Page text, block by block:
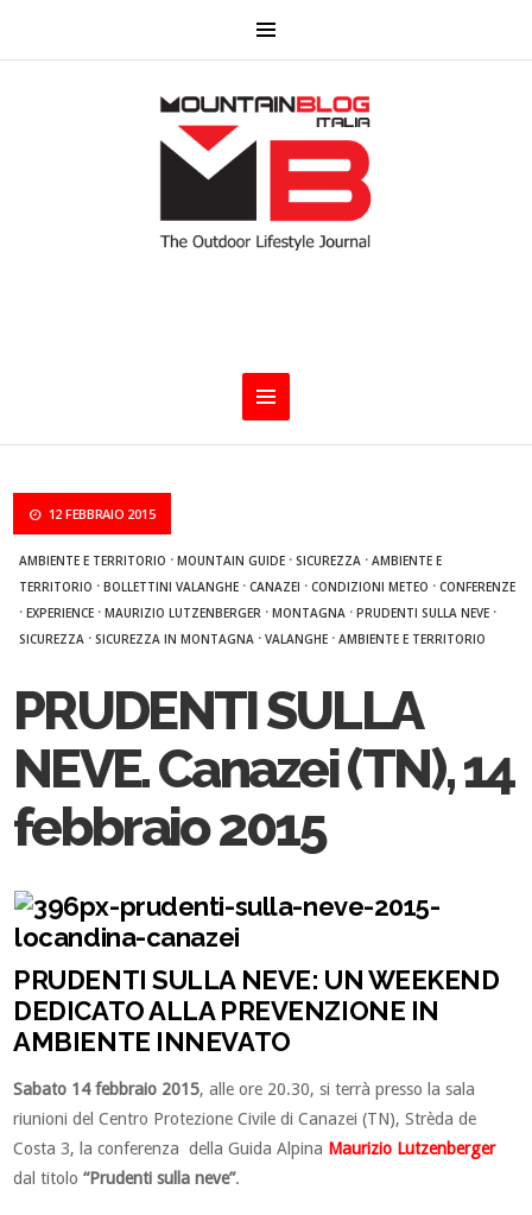
12 FEBBRAIO 2015
AMBIENTE E TERRITORIO ·MOUNTAIN GUIDE ·SICUREZZA ·AMBIENTE E
TERRITORIO ·BOLLETTINI VALANGHE ·CANAZEI ·CONDIZIONI METEO ·CONFERENZE
·EXPERIENCE ·MAURIZIO LUTZENBERGER ·MONTAGNA ·PRUDENTI SULLA NEVE ·
SICUREZZA ·SICUREZZA IN MONTAGNA ·VALANGHE ·AMBIENTE E TERRITORIO
PRUDENTI SULLA
NEVE. Canazei (TN), 14
febbraio 2015
PRUDENTI SULLA NEVE: UN WEEKEND
DEDICATO ALLA PREVENZIONE IN
AMBIENTE INNEVATO
Sabato 14 febbraio 2015, alle ore 20.30, si terrà presso la sala
riunioni del Centro Protezione Civile di Canazei (TN), Strèda de
Costa 3, la conferenza della Guida Alpina Maurizio Lutzenberger
dal titolo“Prudenti sulla neve”.